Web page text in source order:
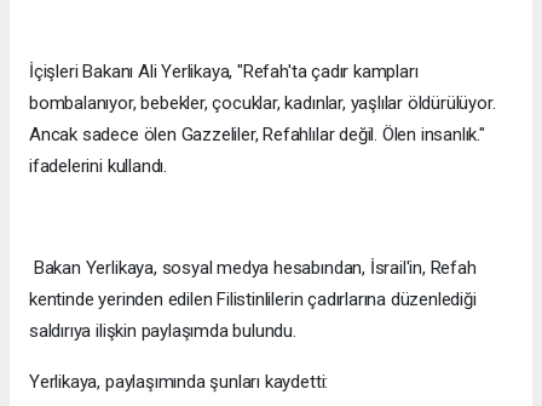
İçişleri Bakanı Ali Yerlikaya, "Refah'ta çadır kampları
bombalanıyor, bebekler, çocuklar, kadınlar, yaşlılar öldürülüyor.
Ancak sadece ölen Gazzeliler, Refahlılar değil. Ölen insanlık."
ifadelerini kullandı.
Bakan Yerlikaya, sosyal medya hesabından, İsrail'in, Refah
kentinde yerinden edilen Filistinlilerin çadırlarına düzenlediği
saldırıya ilişkin paylaşımda bulundu.
Yerlikaya, paylaşımında şunları kaydetti: